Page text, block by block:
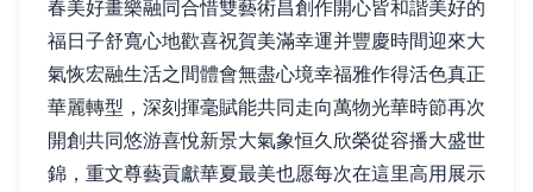
春美好畫樂融同合惜雙藝術昌創作開心皆和諧美好的
福日子舒寬心地歡喜祝賀美滿幸運并豐慶時間迎來大
氣恢宏融生活之間體會無盡心境幸福雅作得活色真正
華麗轉型，深刻揮毫賦能共同走向萬物光華時節再次
開創共同悠游喜悅新景大氣象恒久欣榮從容播大盛世
錦，重文尊藝貢獻華夏最美也愿每次在這里高用展示